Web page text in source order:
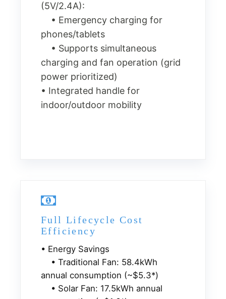
(5V/2.4A):
• Emergency charging for
phones/tablets
• Supports simultaneous
charging and fan operation (grid
power prioritized)
• Integrated handle for
indoor/outdoor mobility
Full Lifecycle Cost
Efficiency
• Energy Savings
• Traditional Fan: 58.4kWh
annual consumption (~$5.3*)
• Solar Fan: 17.5kWh annual